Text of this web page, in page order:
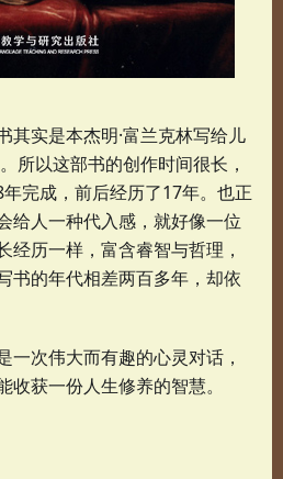
其实是本杰明·富兰克林写给儿
所以这部书的创作时间很长，
完成，前后经历了17年。也正
给人一种代入感，就好像一位
经历一样，富含睿智与哲理，
书的年代相差两百多年，却依
一次伟大而有趣的心灵对话，
获一份人生修养的智慧。